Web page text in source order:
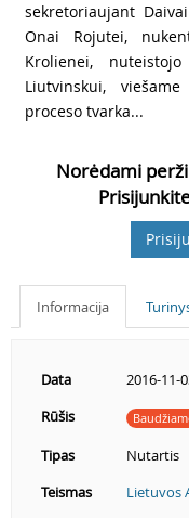
sekretoriaujant
Onai Rojutei,
Krolienei,
Liutvinskui,
proceso tvarka...
Norėdami
Informacija
Data
2016-11-
Rūšis
Tipas
Nutartis
Teismas
Lietuvos